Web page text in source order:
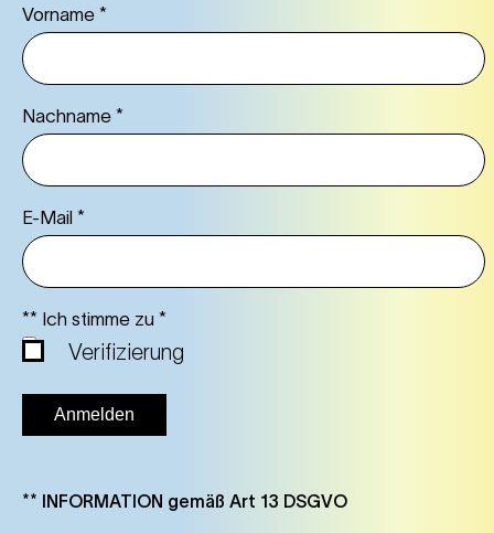
Vorname *
Nachname *
E-Mail *
** Ich stimme zu *
Verifizierung
** INFORMATION gemäß Art 13 DSGVO